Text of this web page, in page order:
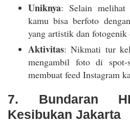
Uniknya: Selain melihat
kamu bisa berfoto
yang artistik dan fotogenik
Aktivitas: Nikmati tur
mengambil foto di
membuat feed Instagram
7. Bundaran
Kesibukan Jakarta